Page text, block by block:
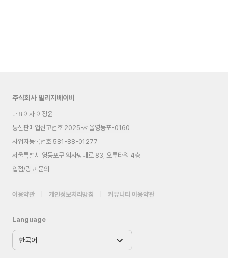
주식회사 빌리지베이비
대표이사 이정윤
통신판매업신고번호 2025-서울영등포-0160
사업자등록번호 581-88-01277
서울특별시 영등포구 의사당대로 83, 오투타워 4층
입점/광고 문의
이용약관 개인정보처리방침 커뮤니티 이용약관
Language